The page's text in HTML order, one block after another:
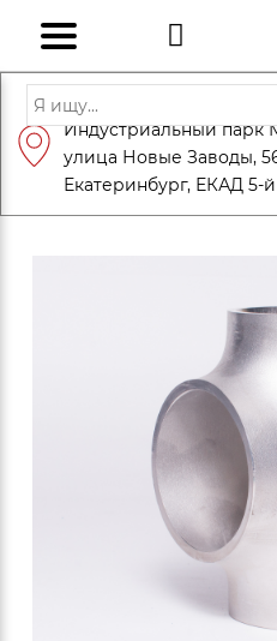
+7
Адрес: Санкт-
Индустриальный парк
улица Новые Заводы,
Екатеринбург, ЕКАД 5-